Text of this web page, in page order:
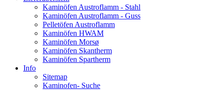
Kaminöfen Austroflamm - Stahl
Kaminöfen Austroflamm - Guss
Pelletöfen Austroflamm
Kaminöfen HWAM
Kaminöfen Morsø
Kaminöfen Skantherm
Kaminöfen Spartherm
Info
Sitemap
Kaminofen- Suche